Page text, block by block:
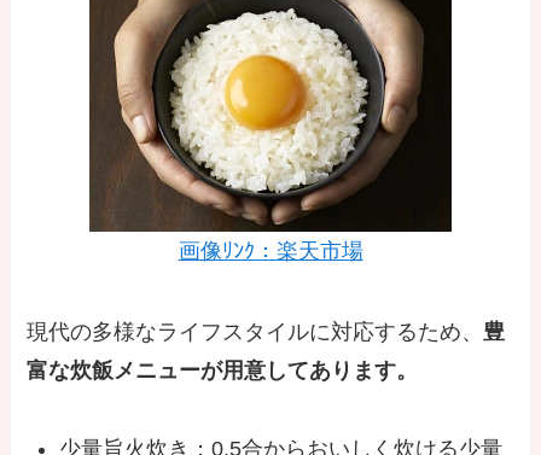
画像ﾘﾝｸ：楽天市場
現代の多様なライフスタイルに対応するため、豊
富な炊飯メニューが用意してあります。
少量旨火炊き：0.5合からおいしく炊ける少量